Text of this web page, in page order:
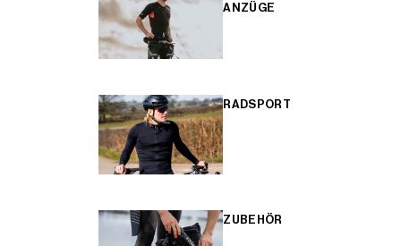
ANZÜGE
RADSPORT
ZUBEHÖR